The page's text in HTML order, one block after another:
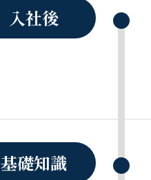
入社後
基礎知識